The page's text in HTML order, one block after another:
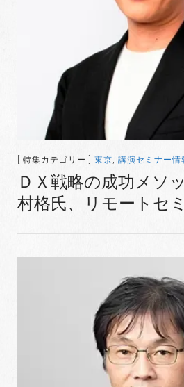
[ 特集カテゴリー ] 東京, 講演セミナー情
ＤＸ戦略の成功メソ
村格氏、リモートセ